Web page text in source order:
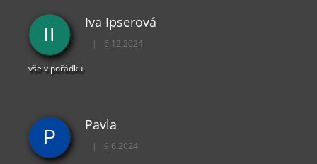
II
Iva Ipserová
Hodnocení obchodu je 5 z 5 hvězdiček.
| 6.12.2024
vše v pořádku
P
Pavla
Hodnocení obchodu je 5 z 5 hvězdiček.
| 9.6.2024